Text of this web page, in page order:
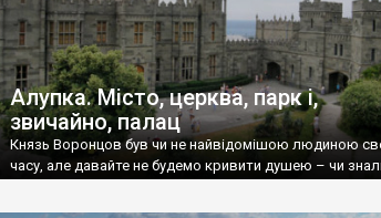
Алупка. Місто, церква, парк і,
звичайно, палац
Князь Воронцов був чи не найвідомішою людиною
часу, але давайте не будемо кривити душею – чи